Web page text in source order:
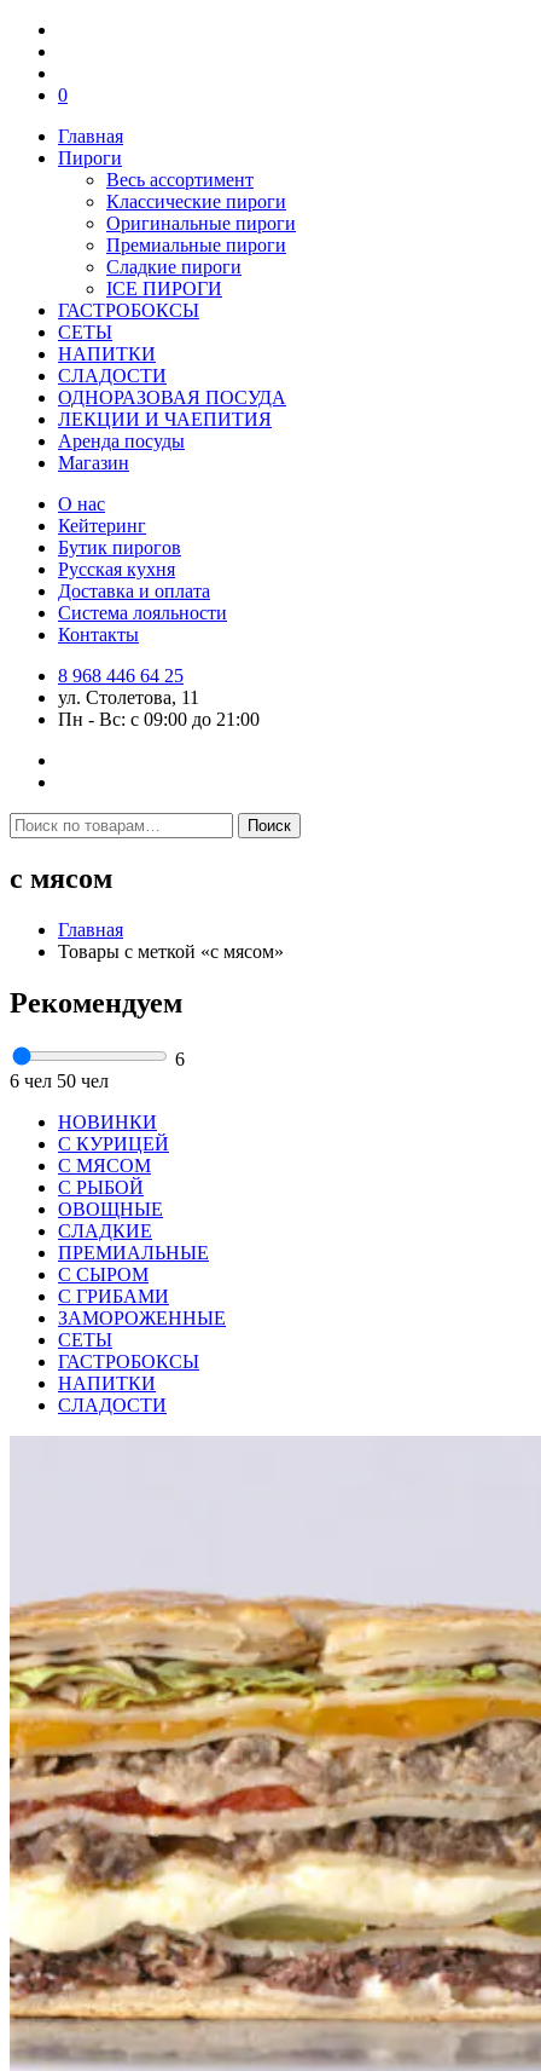
0
Главная
Пироги
Весь ассортимент
Классические пироги
Оригинальные пироги
Премиальные пироги
Сладкие пироги
ICE ПИРОГИ
ГАСТРОБОКСЫ
СЕТЫ
НАПИТКИ
СЛАДОСТИ
ОДНОРАЗОВАЯ ПОСУДА
ЛЕКЦИИ И ЧАЕПИТИЯ
Аренда посуды
Магазин
О нас
Кейтеринг
Бутик пирогов
Русская кухня
Доставка и оплата
Система лояльности
Контакты
8 968 446 64 25
ул. Столетова, 11
Пн - Вс: с 09:00 до 21:00
Искать: Поиск
с мясом
Главная
Товары с меткой «с мясом»
Рекомендуем
6
6 чел 50 чел
НОВИНКИ
С КУРИЦЕЙ
С МЯСОМ
С РЫБОЙ
ОВОЩНЫЕ
СЛАДКИЕ
ПРЕМИАЛЬНЫЕ
С СЫРОМ
С ГРИБАМИ
ЗАМОРОЖЕННЫЕ
СЕТЫ
ГАСТРОБОКСЫ
НАПИТКИ
СЛАДОСТИ